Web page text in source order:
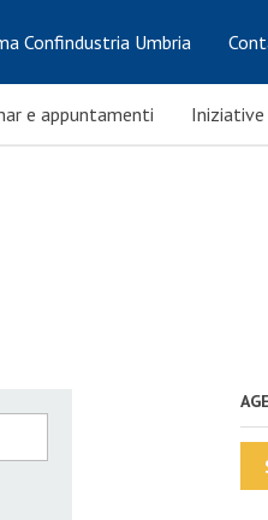
Confindustria Umbria
e appuntamenti Iniziative